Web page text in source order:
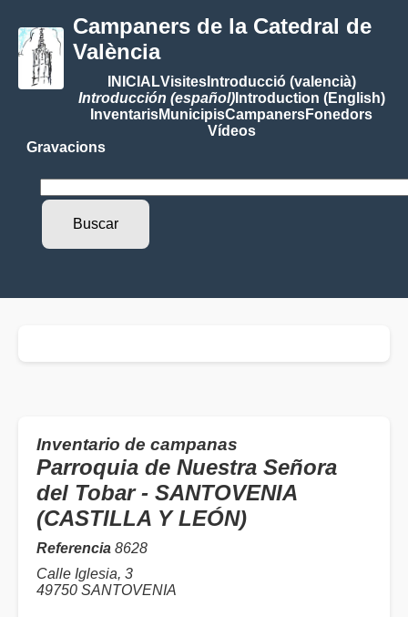
Campaners de la Catedral de
València
INICIALVisitesIntroducció (valencià)
Introducción (español)Introduction (English)
InventarisMunicipisCampanersFonedors
Vídeos
Gravacions
Inventario de campanas
Parroquia de Nuestra Señora
del Tobar - SANTOVENIA
(CASTILLA Y LEÓN)
Referencia 8628
Calle Iglesia, 3
49750 SANTOVENIA